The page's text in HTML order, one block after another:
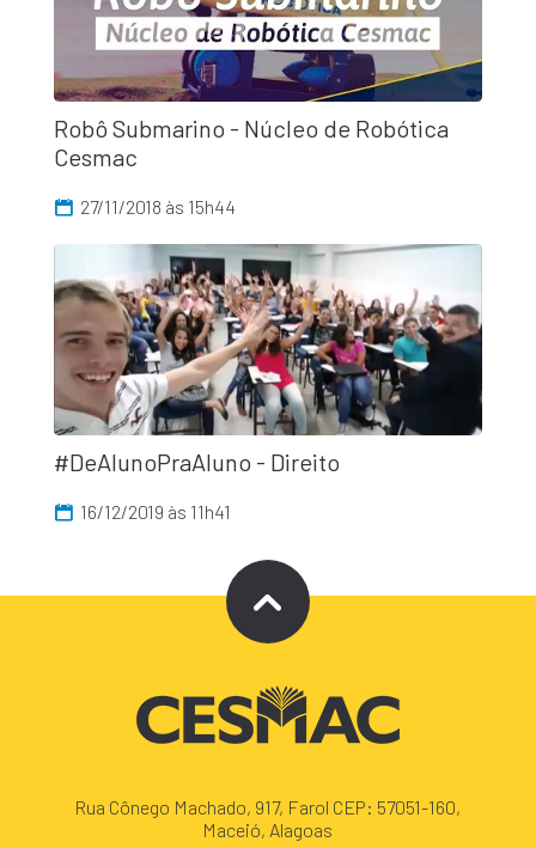
Robô Submarino - Núcleo de Robótica
Cesmac
27/11/2018 às 15h44
#DeAlunoPraAluno - Direito
16/12/2019 às 11h41
Rua Cônego Machado, 917, Farol CEP: 57051-160,
Maceió, Alagoas